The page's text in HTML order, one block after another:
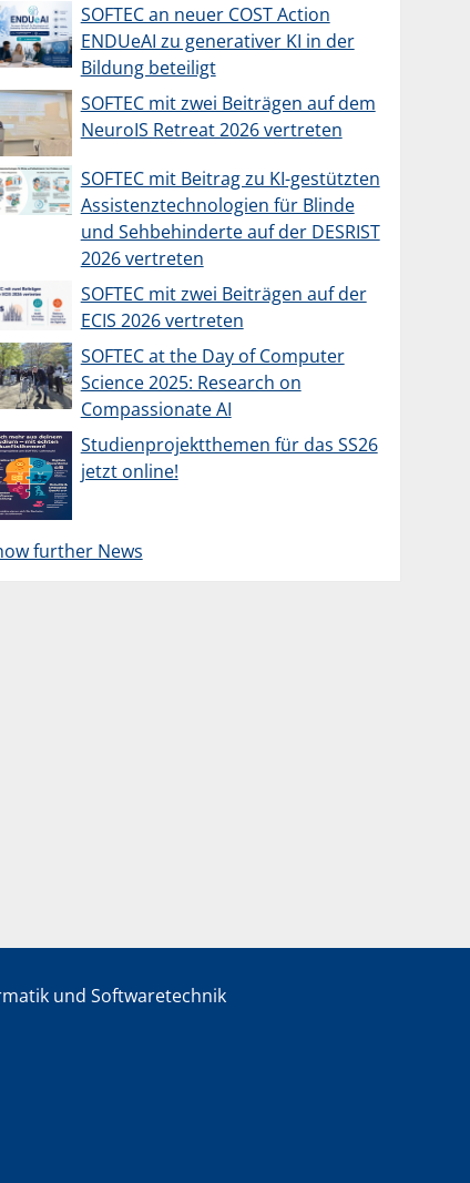
SOFTEC an neuer COST Action
ENDUeAI zu generativer KI in der
Bildung beteiligt
SOFTEC mit zwei Beiträgen auf dem
NeuroIS Retreat 2026 vertreten
SOFTEC mit Beitrag zu KI-gestützten
Assistenztechnologien für Blinde
und Sehbehinderte auf der DESRIST
2026 vertreten
SOFTEC mit zwei Beiträgen auf der
ECIS 2026 vertreten
SOFTEC at the Day of Computer
Science 2025: Research on
Compassionate AI
Studienprojektthemen für das SS26
jetzt online!
further News
und Softwaretechnik